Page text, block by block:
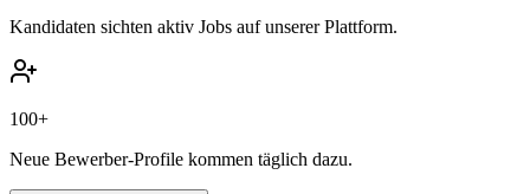
Kandidaten sichten aktiv Jobs auf unserer Plattform.
100+
Neue Bewerber-Profile kommen täglich dazu.